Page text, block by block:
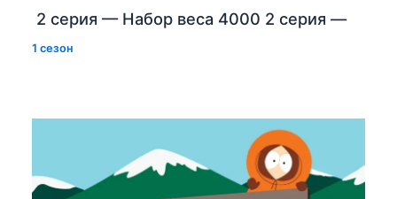
2 серия — Набор веса 4000 2 серия —
1 сезон